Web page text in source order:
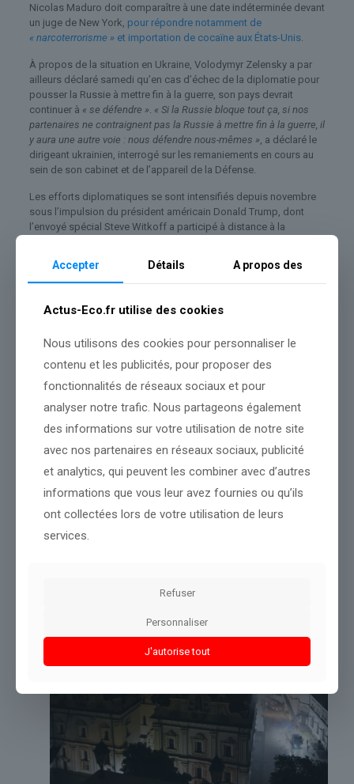
Nicolas Maduro doit comparaître à une date indéterminée devant
un juge de New York, pour répondre notamment de
« narcoterrorisme » et importation de cocaïne aux États-Unis.
À propos de la situation en Ukraine, Volodymyr Zelensky a par
ailleurs déclaré samedi qu’en cas d’échec de la diplomatie pour
pousser la Russie à mettre fin à la guerre, son pays devrait
continuer à « se défendre » « Si la Russie bloque tout ça, si nos
partenaires ne contraignent pas la Russie à mettre fin à la guerre, il
y aura une autre voie : nous défendre nous-mêmes » , a déclaré le
dirigeant ukrainien, interrogé sur les remaniements en cours au
sein de son cabinet et de l’appareil de la Défense.
Les efforts diplomatiques se sont intensifiés depuis novembre
sous l’impulsion du président américain Donald Trump, dont
l’envoyé spécial Steve Witkoff a participé à distance à la
Mais le président ukrainien voudrait« voir les États-Unis faire
d’un« durcissement »de sa position dans les négociations
résidence de Vladimir Poutine fin décembre.
www.huffingtonpost.fr
Conclusion :L'équipe suit cette actualité de près pour mieux
Partager le contenu
Accepter Détails A propos des
Actus-Eco.fr utilise des cookies
Nous utilisons des cookies pour personnaliser le
contenu et les publicités, pour proposer des
fonctionnalités de réseaux sociaux et pour
analyser notre trafic. Nous partageons également
des informations sur votre utilisation de notre site
avec nos partenaires en réseaux sociaux, publicité
et analytics, qui peuvent les combiner avec d’autres
informations que vous leur avez fournies ou qu’ils
ont collectées lors de votre utilisation de leurs
services.
Refuser
Personnaliser
J'autorise tout